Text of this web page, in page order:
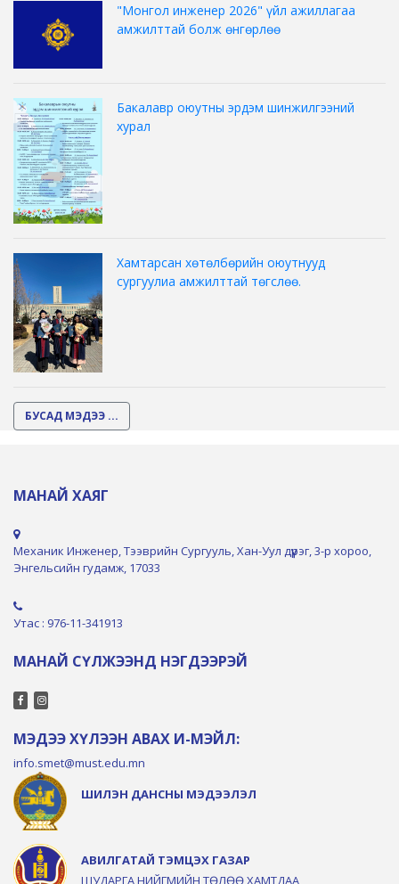
"Монгол инженер 2026" үйл ажиллагаа
амжилттай болж өнгөрлөө
Бакалавр оюутны эрдэм шинжилгээний
хурал
Хамтарсан хөтөлбөрийн оюутнууд
сургуулиа амжилттай төгслөө.
БУСАД МЭДЭЭ ...
МАНАЙ ХАЯГ
Механик Инженер, Тээврийн Сургууль, Хан-Уул дүүрэг, 3-р хороо,
Энгельсийн гудамж, 17033
Утас : 976-11-341913
МАНАЙ СҮЛЖЭЭНД НЭГДЭЭРЭЙ
МЭДЭЭ ХҮЛЭЭН АВАХ И-МЭЙЛ:
info.smet@must.edu.mn
ШИЛЭН ДАНСНЫ МЭДЭЭЛЭЛ
АВИЛГАТАЙ ТЭМЦЭХ ГАЗАР
ШУДАРГА НИЙГМИЙН ТӨЛӨӨ ХАМТДАА